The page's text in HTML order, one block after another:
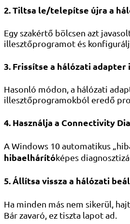
2. Tiltsa le/telepítse újra a
Egy szakértő bölcsen azt
illesztőprogramot és
3. Frissítse a hálózati
Hasonló módon, a hálózati
illesztőprogramokból eredő
4. Használja a Connectivity
A Windows 10 automatikus
hibaelhárítóképes
5. Állítsa vissza a hálózati
Ha minden más nem sikerül,
Bár zavaró, ez tiszta lapot ad.